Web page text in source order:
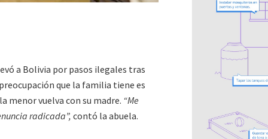
a Bolivia por pasos ilegales tras
que la familia tiene es
menor vuelva con su madre. “Me
radicada”,contó la abuela.